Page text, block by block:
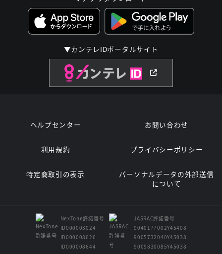
▼カンテレIDポータルサイト
ヘルプセンター お問い合わせ
利用規約 プライバシーポリシー
特定商取引の表示
パーソナルデータの外部送信
について
NexTone許諾番号
ID000003024
ID000008626
ID000008644
JASRAC許諾番号
9040177002Y45408
9005732040Y45038
9009830085Y45038